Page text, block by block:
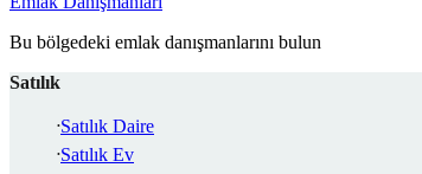
Bu bölgedeki emlak danışmanlarını bulun
Satılık
Satılık Daire
Satılık Ev